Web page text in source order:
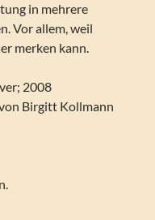
in mehrere
Vor allem, weil
merken kann.
2008
Birgitt Kollmann